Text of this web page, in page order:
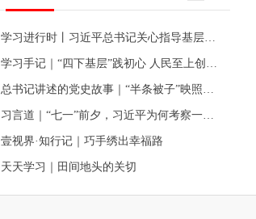
壹视界·知行记｜巧手绣出幸福路
天天学习｜田间地头的关切